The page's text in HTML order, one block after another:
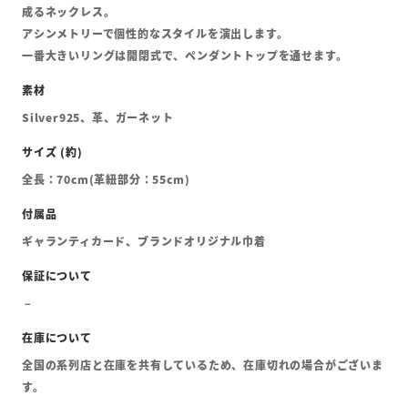
成るネックレス。
アシンメトリーで個性的なスタイルを演出します。
一番大きいリングは開閉式で、ペンダントトップを通せます。
Silver925、革、ガーネット
全長：70cm(革紐部分：55cm)
ギャランティカード、ブランドオリジナル巾着
全国の系列店と在庫を共有しているため、在庫切れの場合がございま
す。